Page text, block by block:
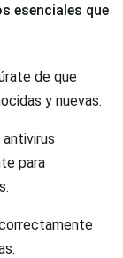
esenciales que
de que
y nuevas.
antivirus
para